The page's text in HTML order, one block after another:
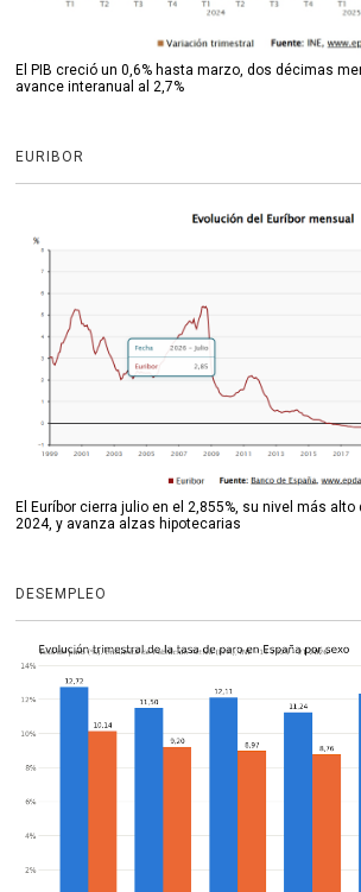
El PIB creció un 0,6% hasta marzo, dos décimas
avance interanual al 2,7%
EURIBOR
El Euríbor cierra julio en el 2,855%, su nivel más
2024, y avanza alzas hipotecarias
DESEMPLEO